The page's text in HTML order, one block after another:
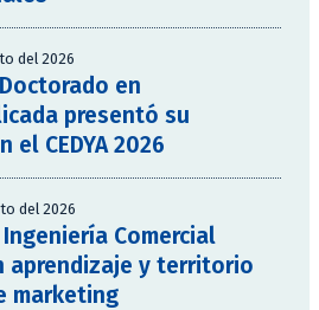
del 2026
en
presentó su
CEDYA 2026
del 2026
Comercial
aprendizaje y territorio
marketing